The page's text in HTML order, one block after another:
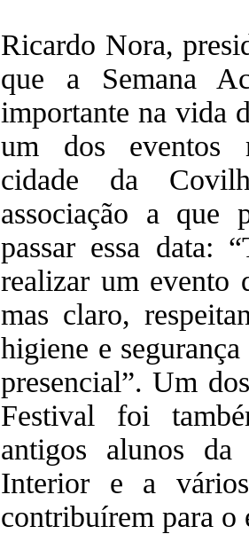
Ricardo Nora,
que a Semana
importante na vida
um dos eventos
cidade da
associação a que
passar essa data:
realizar um evento
mas claro,
higiene e
presencial”. Um
Festival foi
antigos alunos
Interior e a
contribuírem para o